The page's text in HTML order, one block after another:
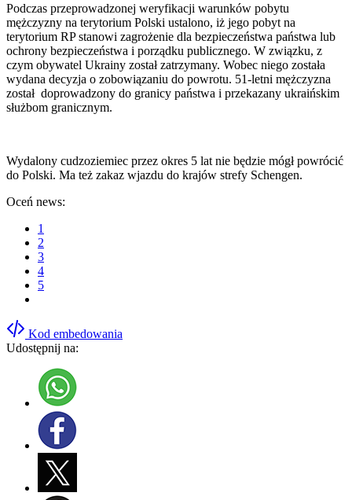
Podczas przeprowadzonej weryfikacji warunków pobytu
mężczyzny na terytorium Polski ustalono, iż jego pobyt na
terytorium RP stanowi zagrożenie dla bezpieczeństwa państwa lub
ochrony bezpieczeństwa i porządku publicznego. W związku, z
czym obywatel Ukrainy został zatrzymany. Wobec niego została
wydana decyzja o zobowiązaniu do powrotu. 51-letni mężczyzna
został doprowadzony do granicy państwa i przekazany ukraińskim
służbom granicznym.
Wydalony cudzoziemiec przez okres 5 lat nie będzie mógł powrócić
do Polski. Ma też zakaz wjazdu do krajów strefy Schengen.
Oceń news:
1
2
3
4
5
Kod embedowania
Udostępnij na: